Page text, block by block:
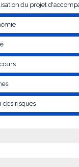
du projet
des risques